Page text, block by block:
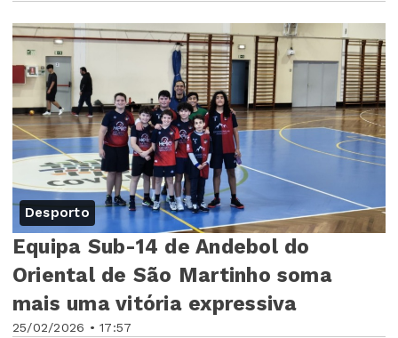
Desporto
25/02/2026 • 17:57
Equipa Sub-14 de Andebol do
Oriental de São Martinho soma
mais uma vitória expressiva